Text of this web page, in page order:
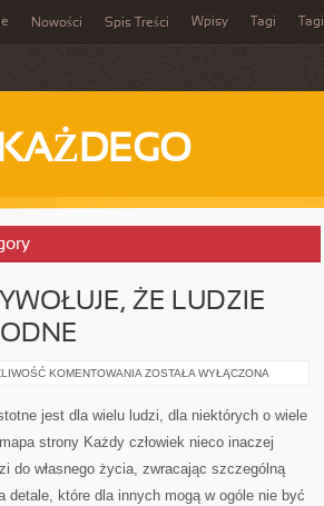
Nowości Spis Treści Wpisy Tagi Tagi
ŻE LUDZIE
KOMENTOWANIA WYGLĄD
CO
WYWOŁUJE,
LUDZIE
W
RÓŻNORODNE
ZOSTAŁA WYŁĄCZONA
jest dla wielu ludzi, dla niektórych o wiele
strony Każdy człowiek nieco inaczej
do własnego życia, zwracając szczególną
detale, które dla innych mogą w ogóle nie być